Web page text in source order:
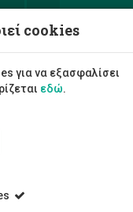
cookies
για να εξασφαλίσει
εδώ.